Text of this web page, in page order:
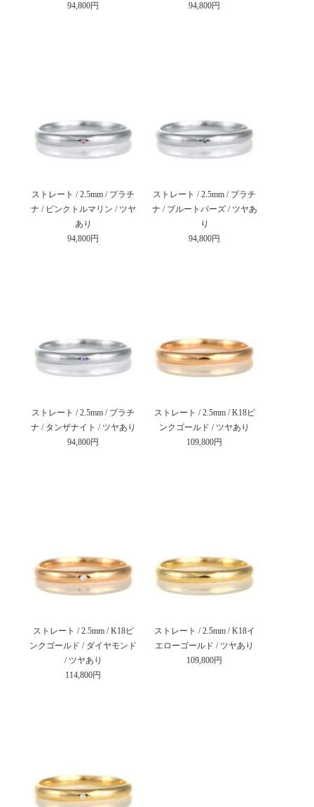
94,800円
94,800円
ストレート / 2.5mm / プラチ
ナ / ピンクトルマリン / ツヤ
あり
94,800円
ストレート / 2.5mm / プラチ
ナ / ブルートパーズ / ツヤあ
り
94,800円
ストレート / 2.5mm / プラチ
ナ / タンザナイト / ツヤあり
94,800円
ストレート / 2.5mm / K18ピ
ンクゴールド / ツヤあり
109,800円
ストレート / 2.5mm / K18ピ
ンクゴールド / ダイヤモンド
/ ツヤあり
114,800円
ストレート / 2.5mm / K18イ
エローゴールド / ツヤあり
109,800円